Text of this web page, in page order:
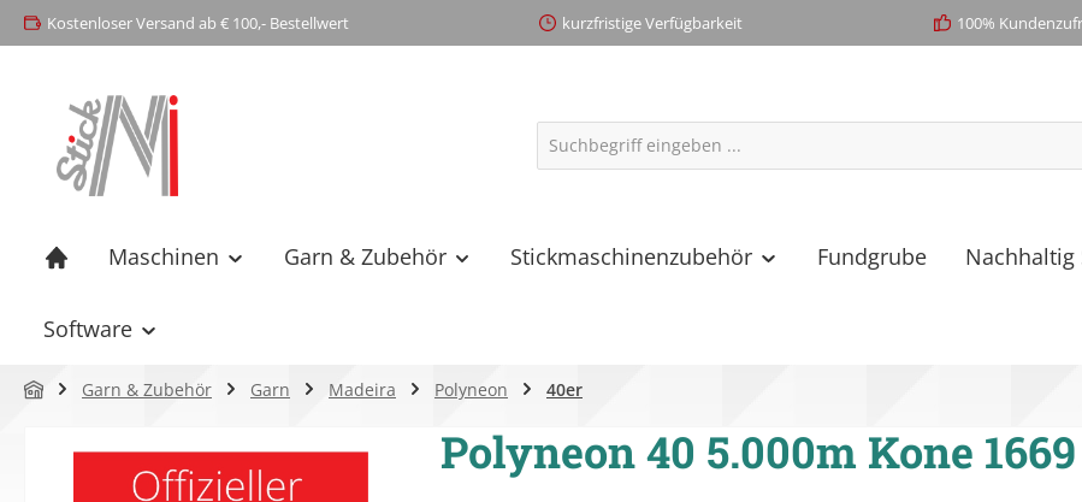
Zur Hauptnavigation springen
Kostenloser Versand ab € 100,- Bestellwert kurzfristige Verfügbarkeit 100%
Maschinen Garn & Zubehör Stickmaschinenzubehör Fundgrube Nachhaltig
Software
Garn & Zubehör Garn Madeira Polyneon 40er
Polyneon 40 5.000m Kone 1669